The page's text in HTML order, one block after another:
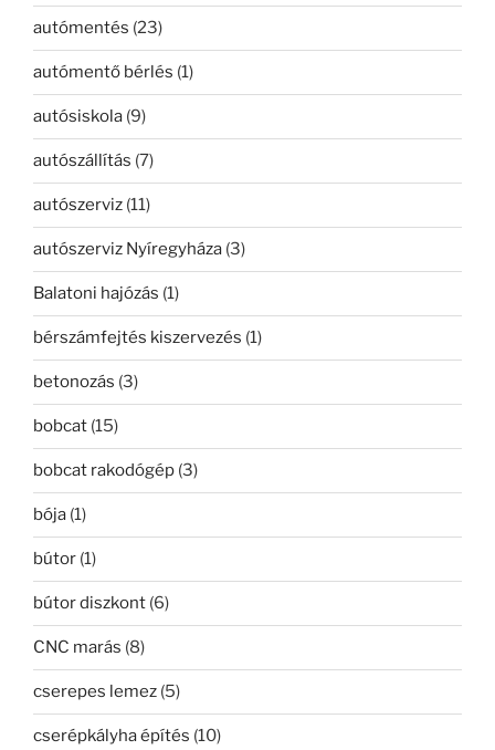
autómentés (23)
autómentő bérlés (1)
autósiskola (9)
autószállítás (7)
autószerviz (11)
autószerviz Nyíregyháza (3)
Balatoni hajózás (1)
bérszámfejtés kiszervezés (1)
betonozás (3)
bobcat (15)
bobcat rakodógép (3)
bója (1)
bútor (1)
bútor diszkont (6)
CNC marás (8)
cserepes lemez (5)
cserépkályha építés (10)